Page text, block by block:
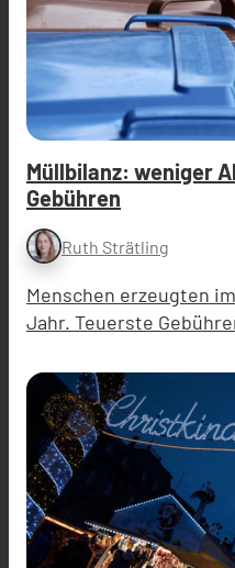
Müllbilanz: weniger
Gebühren
Ruth Strätling
Menschen erzeugten
Jahr. Teuerste